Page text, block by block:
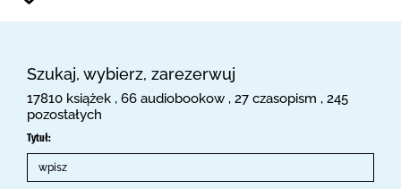
Szukaj, wybierz, zarezerwuj
17810 książek , 66 audiobookow , 27 czasopism , 245
pozostałych
Tytuł: